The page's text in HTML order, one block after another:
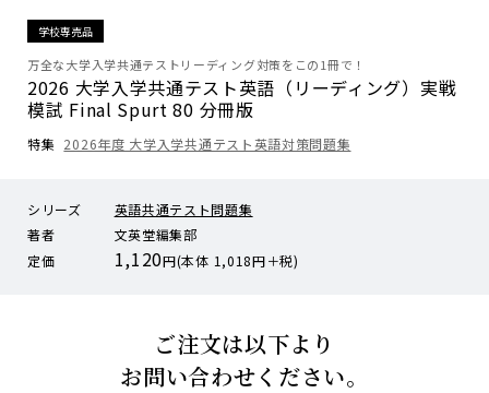
学校専売品
万全な大学入学共通テストリーディング対策をこの1冊で！
2026 大学入学共通テスト英語（リーディング）実戦
模試 Final Spurt 80 分冊版
特集 2026年度 大学入学共通テスト英語対策問題集
シリーズ
英語共通テスト問題集
著者
文英堂編集部
定価
1,120円(本体 1,018円＋税)
ご注文は以下より
お問い合わせください。